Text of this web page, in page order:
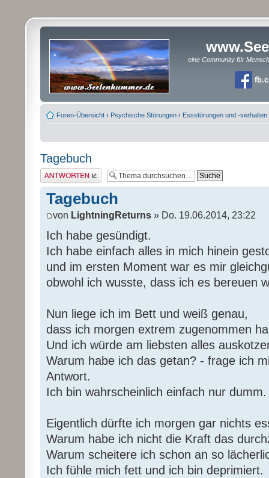
eine Community für
Foren-Übersicht ‹ Psychische Störungen ‹ Essstörungen und -verhalten
Tagebuch
Antwort erstellen
Tagebuch
von LightningReturns » Do. 19.06.2014, 23:22
Ich habe gesündigt.
Ich habe einfach alles in mich hinein
und im ersten Moment war es mir
obwohl ich wusste, dass ich es bereuen
Nun liege ich im Bett und weiß genau,
dass ich morgen extrem zugenommen
Und ich würde am liebsten alles
Warum habe ich das getan? - frage ich
Antwort.
Ich bin wahrscheinlich einfach nur dumm.
Eigentlich dürfte ich morgen gar nichts
Warum habe ich nicht die Kraft das
Warum scheitere ich schon an so
Ich fühle mich fett und ich bin deprimiert.